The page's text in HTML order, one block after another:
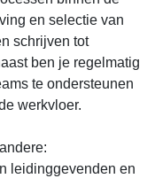
en selectie van
schrijven tot
ben je regelmatig
te ondersteunen
werkvloer.
leidinggevenden en